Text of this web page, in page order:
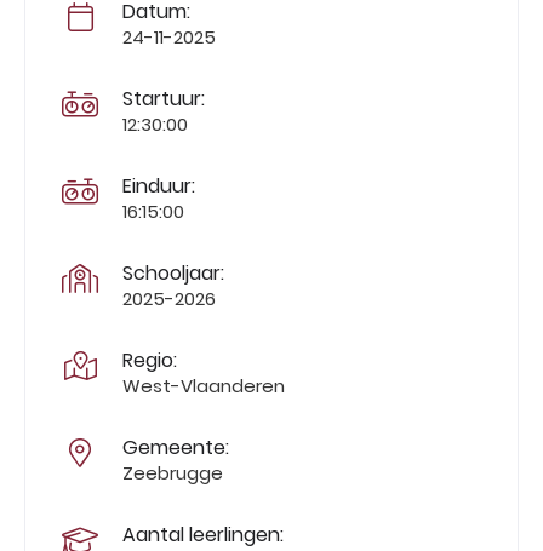
Datum:
24-11-2025
Startuur:
12:30:00
Einduur:
16:15:00
Schooljaar:
2025-2026
Regio:
West-Vlaanderen
Gemeente:
Zeebrugge
Aantal leerlingen: